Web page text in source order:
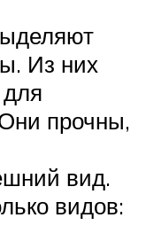
Из них
прочны,
вид.
видов: